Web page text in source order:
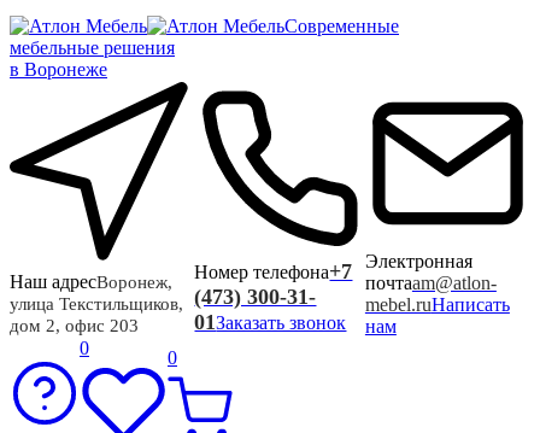
Современные
мебельные решения
в Воронеже
Наш адресВоронеж,
улица Текстильщиков,
дом 2, офис 203
Номер телефона+7
(473) 300-31-
01Заказать звонок
Электронная
почтаam@atlon-
mebel.ruНаписать
нам
0 0